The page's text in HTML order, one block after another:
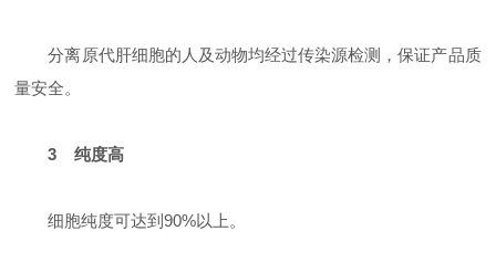
分离原代肝细胞的人及动物均经过传染源检测，保证产品质
量安全。
3 纯度高
细胞纯度可达到90%以上。